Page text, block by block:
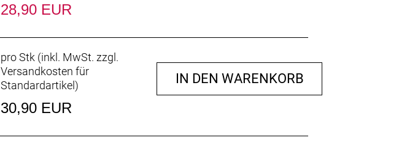
28,90 EUR
pro Stk (inkl. MwSt. zzgl.
Versandkosten für
Standardartikel)
30,90 EUR
IN DEN WARENKORB